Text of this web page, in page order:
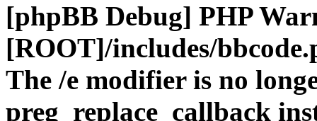
[phpBB Debug] PHP
[ROOT]/includes/
The /e modifier is no
preg_replace_callback